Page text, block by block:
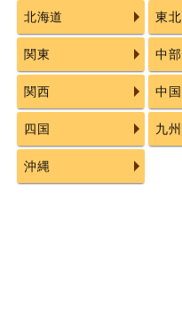
北海道 東北
関東 中部
関西 中国
四国 九州
沖縄